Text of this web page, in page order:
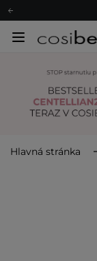
Hlavná stránka